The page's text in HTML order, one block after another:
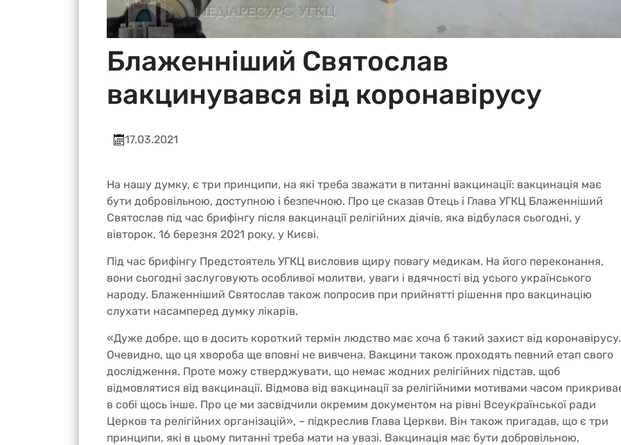
Блаженніший Святослав
вакцинувався від коронавірусу
17.03.2021
На нашу думку, є три принципи, на які треба зважати в питанні вакцинації: вакцинація має
бути добровільною, доступною і безпечною. Про це сказав Отець і Глава УГКЦ Блаженніший
Святослав під час брифінгу після вакцинації релігійних діячів, яка відбулася сьогодні, у
вівторок, 16 березня 2021 року, у Києві.
Під час брифінгу Предстоятель УГКЦ висловив щиру повагу медикам. На його переконання,
вони сьогодні заслуговують особливої молитви, уваги і вдячності від усього українського
народу. Блаженніший Святослав також попросив при прийнятті рішення про вакцинацію
слухати насамперед думку лікарів.
«Дуже добре, що в досить короткий термін людство має хоча б такий захист від коронавірусу.
Очевидно, що ця хвороба ще вповні не вивчена. Вакцини також проходять певний етап свого
дослідження. Проте можу стверджувати, що немає жодних релігійних підстав, щоб
відмовлятися від вакцинації. Відмова від вакцинації за релігійними мотивами часом
в собі щось інше. Про це ми засвідчили окремим документом на рівні Всеукраїнської ради
Церков та релігійних організацій», – підкреслив Глава Церкви. Він також пригадав, що є три
принципи, які в цьому питанні треба мати на увазі. Вакцинація має бути добровільною,